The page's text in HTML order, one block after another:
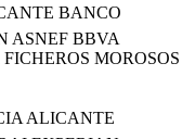
BANCO
ASNEF BBVA
MOROSOS